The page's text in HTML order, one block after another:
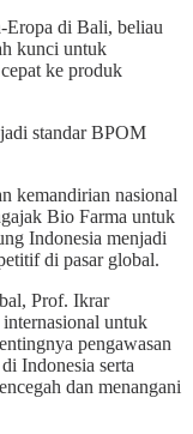
Eropa di Bali, beliau
kunci untuk
ke produk
standar BPOM
kemandirian nasional
Bio Farma untuk
Indonesia menjadi
di pasar global.
Prof. Ikrar
untuk
pengawasan
Indonesia serta
dan menangani